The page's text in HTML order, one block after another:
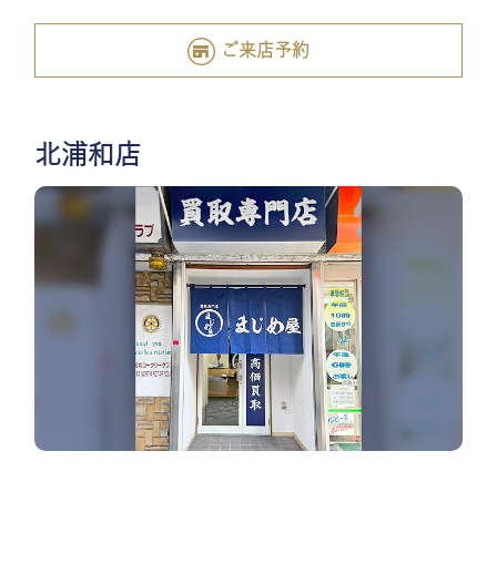
ご来店予約
北浦和店